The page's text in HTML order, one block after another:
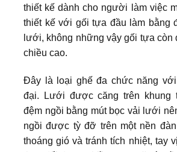
thiết kế dành cho người làm việc
thiết kế với gối tựa đầu làm bằng
lưới, không những vậy gối tựa
chiều cao.
Đây là loại ghế đa chức năng
đại. Lưới được căng trên khung
đệm ngồi bằng mút bọc vải lưới
ngồi được tỳ đỡ trên một nền
thoáng gió và tránh tích nhiệt, tay